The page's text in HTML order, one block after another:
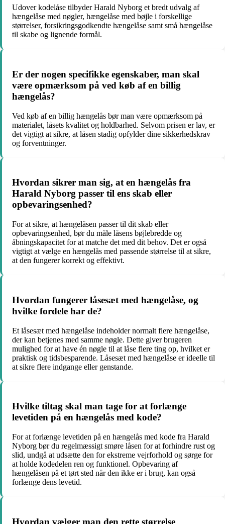
Udover kodelåse tilbyder Harald Nyborg et bredt udvalg af
hængelåse med nøgler, hængelåse med bøjle i forskellige
størrelser, forsikringsgodkendte hængelåse samt små hængelåse
til skabe og lignende formål.
Er der nogen specifikke egenskaber, man skal
være opmærksom på ved køb af en billig
hængelås?
Ved køb af en billig hængelås bør man være opmærksom på
materialet, låsets kvalitet og holdbarhed. Selvom prisen er lav, er
det vigtigt at sikre, at låsen stadig opfylder dine sikkerhedskrav
og forventninger.
Hvordan sikrer man sig, at en hængelås fra
Harald Nyborg passer til ens skab eller
opbevaringsenhed?
For at sikre, at hængelåsen passer til dit skab eller
opbevaringsenhed, bør du måle låsens bøjlebredde og
åbningskapacitet for at matche det med dit behov. Det er også
vigtigt at vælge en hængelås med passende størrelse til at sikre,
at den fungerer korrekt og effektivt.
Hvordan fungerer låsesæt med hængelåse, og
hvilke fordele har de?
Et låsesæt med hængelåse indeholder normalt flere hængelåse,
der kan betjenes med samme nøgle. Dette giver brugeren
mulighed for at have én nøgle til at låse flere ting op, hvilket er
praktisk og tidsbesparende. Låsesæt med hængelåse er ideelle til
at sikre flere indgange eller genstande.
Hvilke tiltag skal man tage for at forlænge
levetiden på en hængelås med kode?
For at forlænge levetiden på en hængelås med kode fra Harald
Nyborg bør du regelmæssigt smøre låsen for at forhindre rust og
slid, undgå at udsætte den for ekstreme vejrforhold og sørge for
at holde kodedelen ren og funktionel. Opbevaring af
hængelåsen på et tørt sted når den ikke er i brug, kan også
forlænge dens levetid.
Hvordan vælger man den rette størrelse